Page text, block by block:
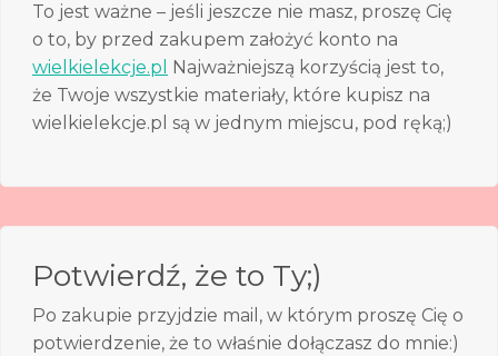
To jest ważne – jeśli jeszcze nie masz, proszę Cię
o to, by przed zakupem założyć konto na
wielkielekcje.pl Najważniejszą korzyścią jest to,
że Twoje wszystkie materiały, które kupisz na
wielkielekcje.pl są w jednym miejscu, pod ręką;)
Potwierdź, że to Ty;)
Po zakupie przyjdzie mail, w którym proszę Cię o
potwierdzenie, że to właśnie dołączasz do mnie:)